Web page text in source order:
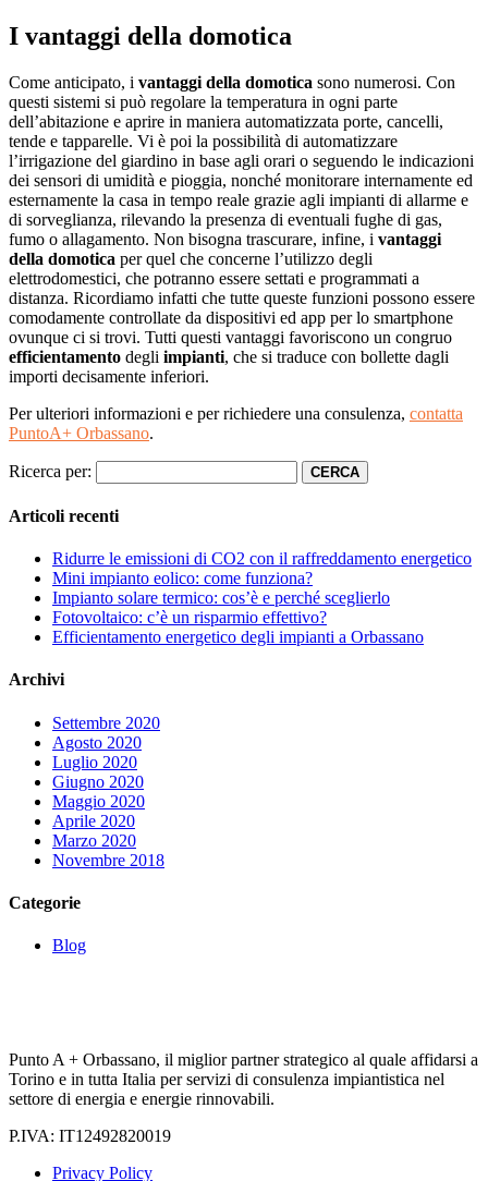
I vantaggi della domotica
Come anticipato, i vantaggi della domotica sono numerosi. Con
questi sistemi si può regolare la temperatura in ogni parte
dell’abitazione e aprire in maniera automatizzata porte, cancelli,
tende e tapparelle. Vi è poi la possibilità di automatizzare
l’irrigazione del giardino in base agli orari o seguendo le indicazioni
dei sensori di umidità e pioggia, nonché monitorare internamente ed
esternamente la casa in tempo reale grazie agli impianti di allarme e
di sorveglianza, rilevando la presenza di eventuali fughe di gas,
fumo o allagamento. Non bisogna trascurare, infine, i vantaggi
della domotica per quel che concerne l’utilizzo degli
elettrodomestici, che potranno essere settati e programmati a
distanza. Ricordiamo infatti che tutte queste funzioni possono essere
comodamente controllate da dispositivi ed app per lo smartphone
ovunque ci si trovi. Tutti questi vantaggi favoriscono un congruo
efficientamento degli impianti, che si traduce con bollette dagli
importi decisamente inferiori.
Per ulteriori informazioni e per richiedere una consulenza, contatta
PuntoA+ Orbassano.
Ricerca per:
Articoli recenti
Ridurre le emissioni di CO2 con il raffreddamento energetico
Mini impianto eolico: come funziona?
Impianto solare termico: cos’è e perché sceglierlo
Fotovoltaico: c’è un risparmio effettivo?
Efficientamento energetico degli impianti a Orbassano
Archivi
Settembre 2020
Agosto 2020
Luglio 2020
Giugno 2020
Maggio 2020
Aprile 2020
Marzo 2020
Novembre 2018
Categorie
Blog
Punto A + Orbassano, il miglior partner strategico al quale affidarsi a
Torino e in tutta Italia per servizi di consulenza impiantistica nel
settore di energia e energie rinnovabili.
P.IVA: IT12492820019
Privacy Policy